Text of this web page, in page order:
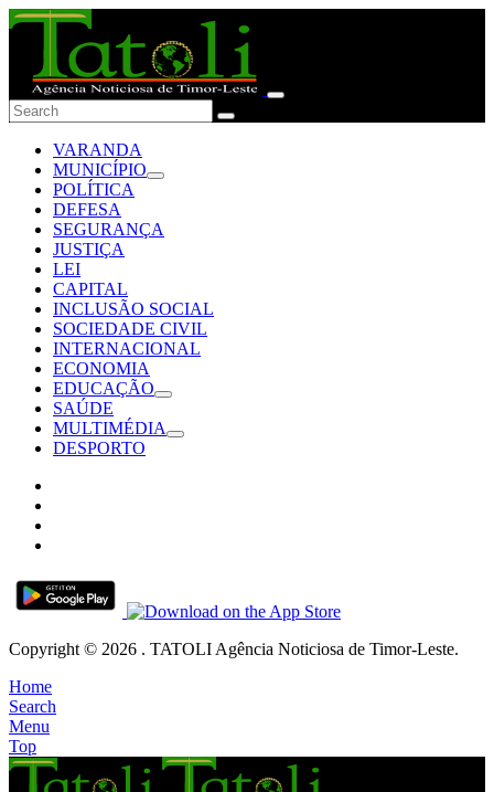
VARANDA
MUNICÍPIO
POLÍTICA
DEFESA
SEGURANÇA
JUSTIÇA
LEI
CAPITAL
INCLUSÃO SOCIAL
SOCIEDADE CIVIL
INTERNACIONAL
ECONOMIA
EDUCAÇÃO
SAÚDE
MULTIMÉDIA
DESPORTO
Copyright © 2026 . TATOLI Agência Noticiosa de Timor-Leste.
Home
Search
Menu
Top